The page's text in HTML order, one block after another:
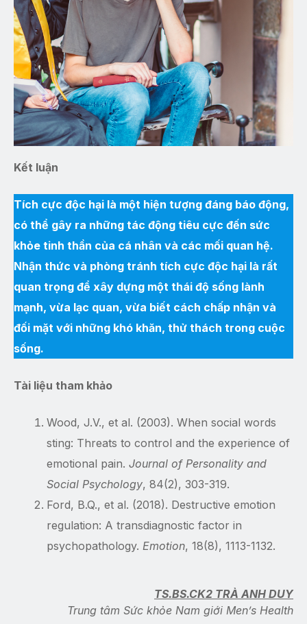
Kết luận
Tích cực độc hại là một hiện tượng đáng báo động,
có thể gây ra những tác động tiêu cực đến sức
khỏe tinh thần của cá nhân và các mối quan hệ.
Nhận thức và phòng tránh tích cực độc hại là rất
quan trọng để xây dựng một thái độ sống lành
mạnh, vừa lạc quan, vừa biết cách chấp nhận và
đối mặt với những khó khăn, thử thách trong cuộc
sống.
Tài liệu tham khảo
Wood, J.V., et al. (2003). When social words
sting: Threats to control and the experience of
emotional pain. Journal of Personality and
Social Psychology, 84(2), 303-319.
Ford, B.Q., et al. (2018). Destructive emotion
regulation: A transdiagnostic factor in
psychopathology. Emotion, 18(8), 1113-1132.
TS.BS.CK2 TRÀ ANH DUY
Trung tâm Sức khỏe Nam giới Men’s Health